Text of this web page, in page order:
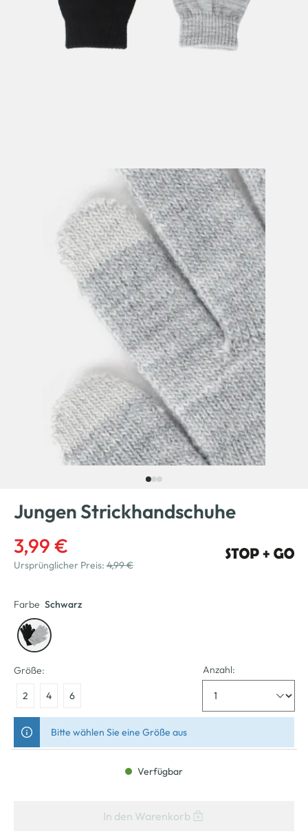
Jungen Strickhandschuhe
3,99 €
Ursprünglicher Preis: 4,99 €
Farbe Schwarz
Größe:
2 4 6
Anzahl:
Bitte wählen Sie eine Größe aus
Verfügbar
In den Warenkorb